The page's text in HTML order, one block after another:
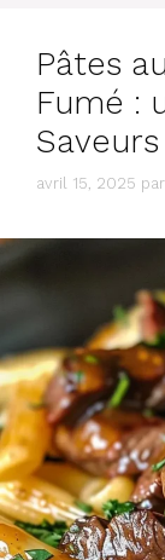
Pâtes
Fumé :
avril 15, 2025 par